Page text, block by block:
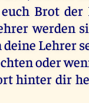
euch Brot der
werden
deine Lehrer
oder
hinter dir